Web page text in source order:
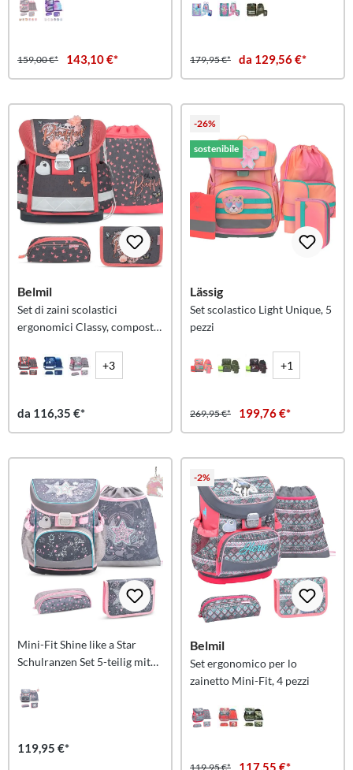
159,00 €* 143,10 €* 179,95 €* da 129,56 €*
Belmil
Set di zaini scolastici
ergonomici Classy, composto
+3
da 116,35 €*
-26%
sostenibile
Lässig
Set scolastico Light Unique, 5
pezzi
+1
269,95 €* 199,76 €*
Mini-Fit Shine like a Star
Schulranzen Set 5-teilig mit
119,95 €*
-2%
Belmil
Set ergonomico per lo
zainetto Mini-Fit, 4 pezzi
119,95 €* 117,55 €*